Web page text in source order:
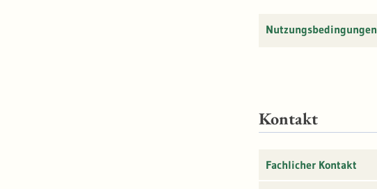
Nutzungsbedingungen
Kontakt
Fachlicher Kontakt